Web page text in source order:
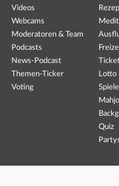
Videos
Webcams
Moderatoren & Team
Podcasts
News-Podcast
Themen-Ticker
Voting
Lotto
Spiele
Quiz